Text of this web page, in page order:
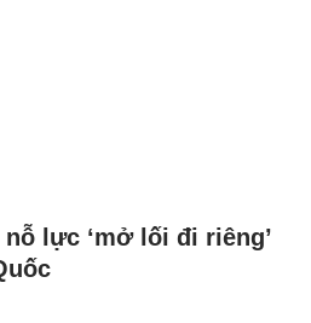
lực ‘mở lối đi riêng’